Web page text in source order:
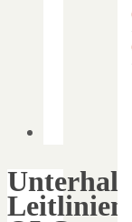
Leitlinien